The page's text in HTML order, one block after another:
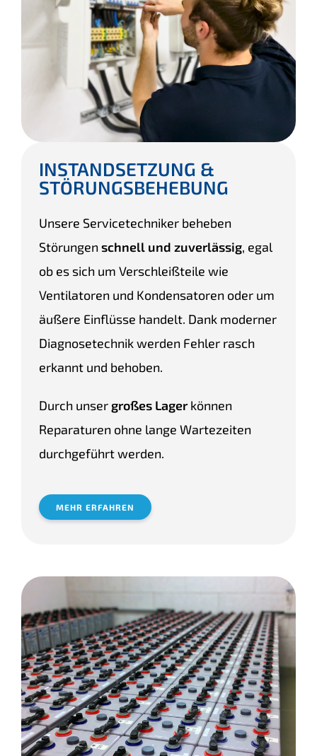
INSTANDSETZUNG &
STÖRUNGSBEHEBUNG
Unsere Servicetechniker beheben
Störungenschnell und zuverlässig, egal
ob es sich um Verschleißteile wie
Ventilatoren und Kondensatoren oder um
äußere Einflüsse handelt. Dank moderner
Diagnosetechnik werden Fehler rasch
erkannt und behoben.
Durch unser großes Lagerkönnen
Reparaturen ohne lange Wartezeiten
durchgeführt werden.
MEHR ERFAHREN